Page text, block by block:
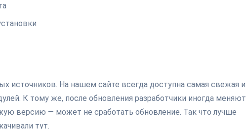
источников. На нашем сайте всегда доступна самая свежая и
К тому же, после обновления разработчики иногда меняют
версию — может не сработать обновление. Так что лучше
тут.